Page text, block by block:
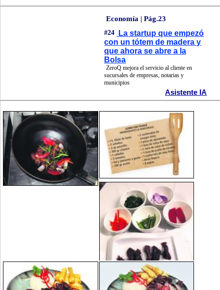
Economía | Pág.23
#24
La startup que empezó
con un tótem de madera y
que ahora se abre a la
Bolsa
ZeroQ mejora el servicio al cliente en
sucursales de empresas, notarias y
municipios
Asistente IA